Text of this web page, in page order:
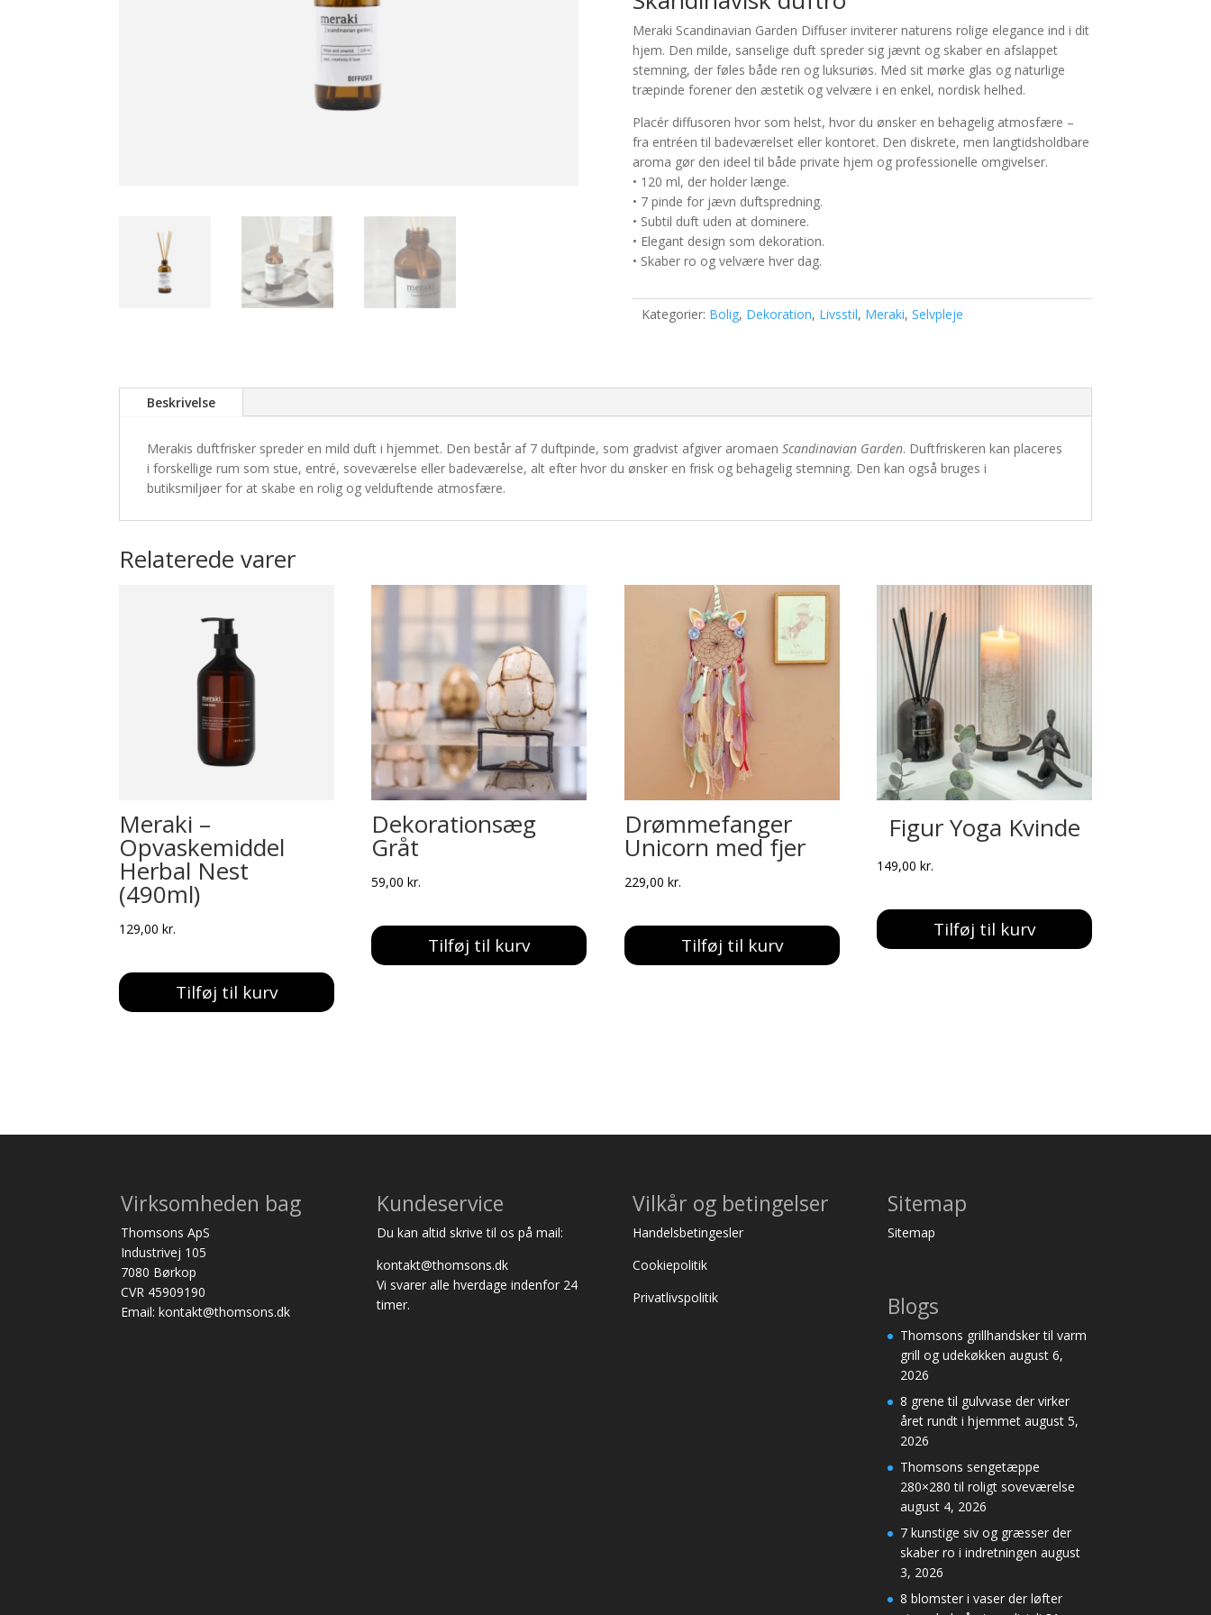
antal
Meraki Scandinavian Garden Diffuser inviterer naturens rolige elegance ind i dit
hjem. Den milde, sanselige duft spreder sig jævnt og skaber en afslappet
stemning, der føles både ren og luksuriøs. Med sit mørke glas og naturlige
træpinde forener den æstetik og velvære i en enkel, nordisk helhed.
Placér diffusoren hvor som helst, hvor du ønsker en behagelig atmosfære –
fra entréen til badeværelset eller kontoret. Den diskrete, men langtidsholdbare
aroma gør den ideel til både private hjem og professionelle omgivelser.
• 120 ml, der holder længe.
• 7 pinde for jævn duftspredning.
• Subtil duft uden at dominere.
• Elegant design som dekoration.
• Skaber ro og velvære hver dag.
Kategorier: Bolig, Dekoration, Livsstil, Meraki, Selvpleje
Beskrivelse
Merakis duftfrisker spreder en mild duft i hjemmet. Den består af 7 duftpinde, som gradvist afgiver aromaen Scandinavian Garden. Duftfriskeren kan placeres
i forskellige rum som stue, entré, soveværelse eller badeværelse, alt efter hvor du ønsker en frisk og behagelig stemning. Den kan også bruges i
butiksmiljøer for at skabe en rolig og velduftende atmosfære.
Relaterede varer
Meraki –
Opvaskemiddel
Herbal Nest
(490ml)
129,00 kr.
Tilføj til kurv
Dekorationsæg
Gråt
59,00kr.
Tilføj til kurv
Drømmefanger
Unicorn med fjer
229,00 kr.
Tilføj til kurv
Figur Yoga Kvinde
149,00 kr.
Tilføj til kurv
Virksomheden bag
Thomsons ApS
Industrivej 105
7080 Børkop
CVR 45909190
Email: kontakt@thomsons.dk
Kundeservice
Du kan altid skrive til os på mail:
kontakt@thomsons.dk
Vi svarer alle hverdage indenfor 24
timer.
Vilkår og betingelser
Handelsbetingesler
Cookiepolitik
Privatlivspolitik
Sitemap
Sitemap
Blogs
Thomsons grillhandsker til varm
grill og udekøkken august 6,
2026
8 grene til gulvvase der virker
året rundt i hjemmet august 5,
2026
Thomsons sengetæppe
280×280 til roligt soveværelse
august 4, 2026
7 kunstige siv og græsser der
skaber ro i indretningen august
3, 2026
8 blomster i vaser der løfter